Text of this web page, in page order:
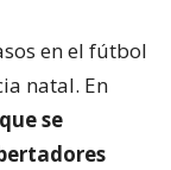
en el fútbol
natal. En
se